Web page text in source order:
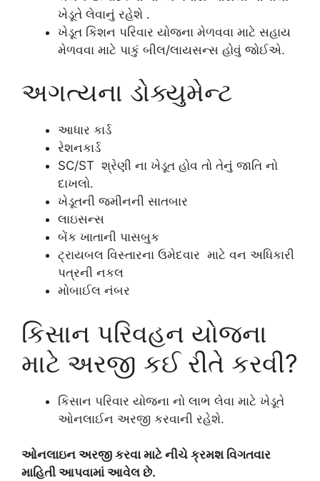
ખેડૂતે લેવાનું રહેશે .
ખેડૂત કિશન પરિવાર યોજના મેળવવા માટે સહાય
મેળવવા માટે પાકું બીલ/લાયસન્સ હોવું જોઈએ.
અગત્યના ડોક્યુમેન્ટ
આધાર કાર્ડ
રેશનકાર્ડ
SC/ST શ્રેણી ના ખેડૂત હોવ તો તેનું જાતિ નો
દાખલો.
ખેડૂતની જમીનની સાતબાર
લાઇસન્સ
બેંક ખાતાની પાસબુક
ટ્રાયબલ વિસ્તારના ઉમેદવાર માટે વન અધિકારી
પત્રની નકલ
મોબાઈલ નંબર
કિસાન પરિવહન યોજના
માટે અરજી કઈ રીતે કરવી?
કિસાન પરિવાર યોજના નો લાભ લેવા માટે ખેડૂતે
ઓનલાઈન અરજી કરવાની રહેશે.
ઓનલાઇન અરજી કરવા માટે નીચે ક્રમશ વિગતવાર
માહિતી આપવામાં આવેલ છે.